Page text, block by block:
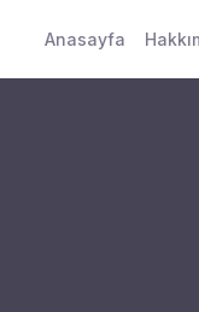
Anasayfa